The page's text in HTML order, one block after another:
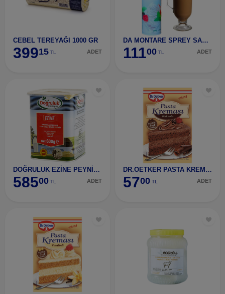
CEBEL TEREYAĞI 1000 GR
39915 TL ADET
DA MONTARE SPREY SANTI KREMA 250GR
11100 TL ADET
DOĞRULUK EZİNE PEYNİRİ 600 G (%45KYN%50KEÇ%5İNEK)
58500 TL ADET
DR.OETKER PASTA KREMASI KAKAOLU 149 GR
5700 TL ADET